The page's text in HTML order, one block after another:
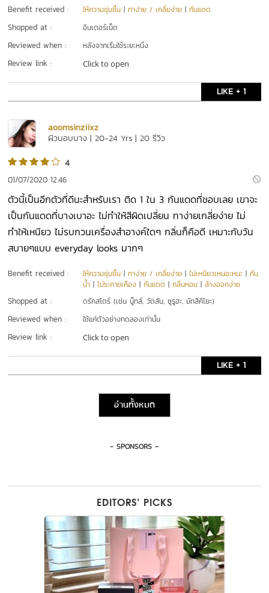
Benefit received : ให้ความชุ่มชื้น |ทาง่าย / เกลี่ยง่าย |กันแดด
Shopped at : อินเตอร์เน็ต
Reviewed when : หลังจากเริ่มใช้ระยะหนึ่ง
Review link : Click to open
LIKE + 1
aoomsinziixz
ผิวบอบบาง | 20-24 Yrs | 20 รีวิว
4
01/07/2020 12:46
ตัวนี้เป็นอีกตัวที่ดีนะสำหรับเรา ติด 1 ใน 3 กันแดดที่ชอบเลย เขาจะ
เป็นกันแดดที่บางเบาอะ ไม่ทำให้สีผิดเปลี่ยน ทาง่ายเกลี่ยง่าย ไม่
ทำให้เหนียว ไม่รบกวนเครื่องสำอางค์ใดๆ กลิ่นก็คือดี เหมาะกับวัน
สบายๆแบบ everyday looks มากๆ
Benefit received : ให้ความชุ่มชื้น |ทาง่าย / เกลี่ยง่าย |ไม่เหนียวเหนอะหนะ |กัน
น้ำ |ไม่ระคายเคือง |กันแดด |กลิ่นหอม |ล้างออกง่าย
Shopped at : ดรักสโตร์ (เช่น บู๊ทส์, วัตสัน, ซูรูฮะ, มัทสึคิโยะ)
Reviewed when : ใช้แค่ตัวอย่างทดลองเท่านั้น
Review link : Click to open
LIKE + 1
อ่านทั้งหมด
- SPONSORS -
EDITORS’ PICKS